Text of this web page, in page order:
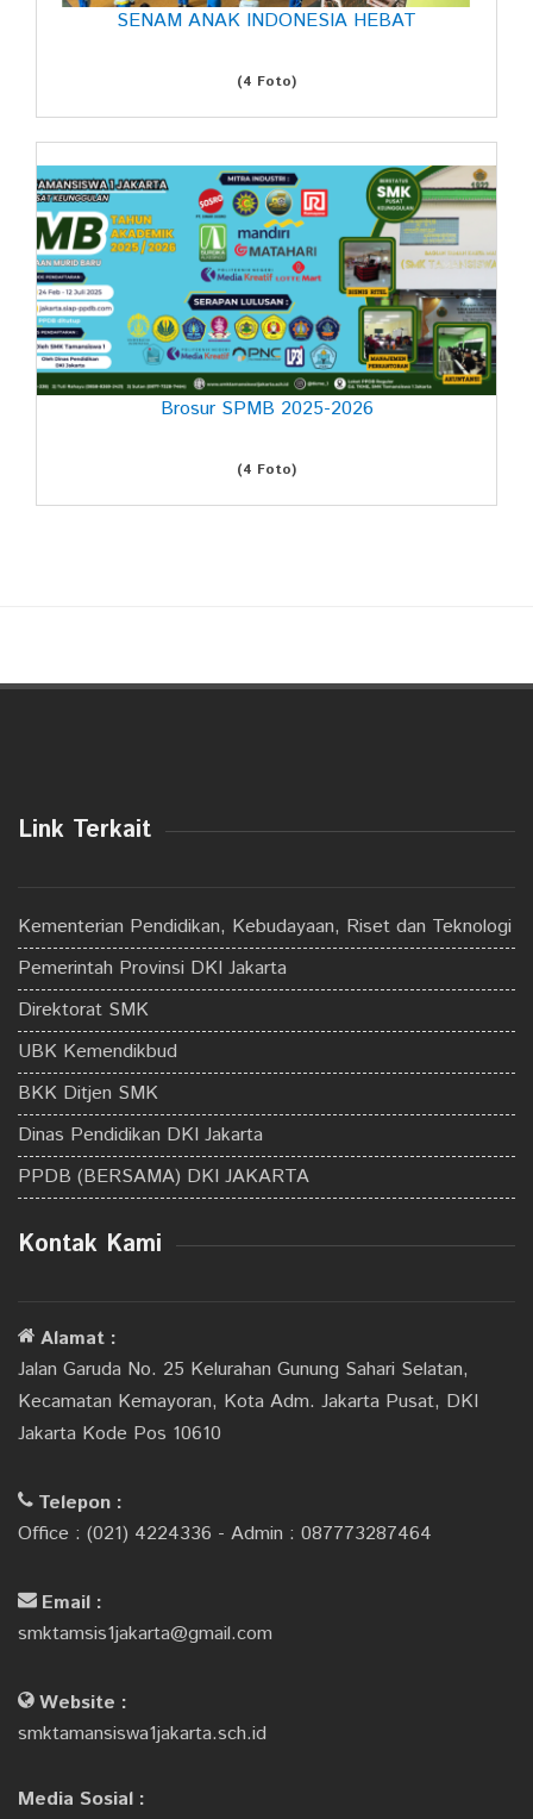
SENAM ANAK INDONESIA HEBAT
(4 Foto)
Brosur SPMB 2025-2026
(4 Foto)
Link Terkait
Kementerian Pendidikan, Kebudayaan, Riset dan Teknologi
Pemerintah Provinsi DKI Jakarta
Direktorat SMK
UBK Kemendikbud
BKK Ditjen SMK
Dinas Pendidikan DKI Jakarta
PPDB (BERSAMA) DKI JAKARTA
Kontak Kami
Alamat :
Jalan Garuda No. 25 Kelurahan Gunung Sahari Selatan,
Kecamatan Kemayoran, Kota Adm. Jakarta Pusat, DKI
Jakarta Kode Pos 10610
Telepon :
Office : (021) 4224336 - Admin : 087773287464
Email :
smktamsis1jakarta@gmail.com
Website :
smktamansiswa1jakarta.sch.id
Media Sosial :